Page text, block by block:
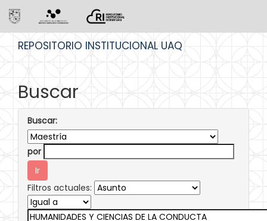
REPOSITORIO INSTITUCIONAL UAQ
Buscar
Buscar:
por
Filtros actuales: